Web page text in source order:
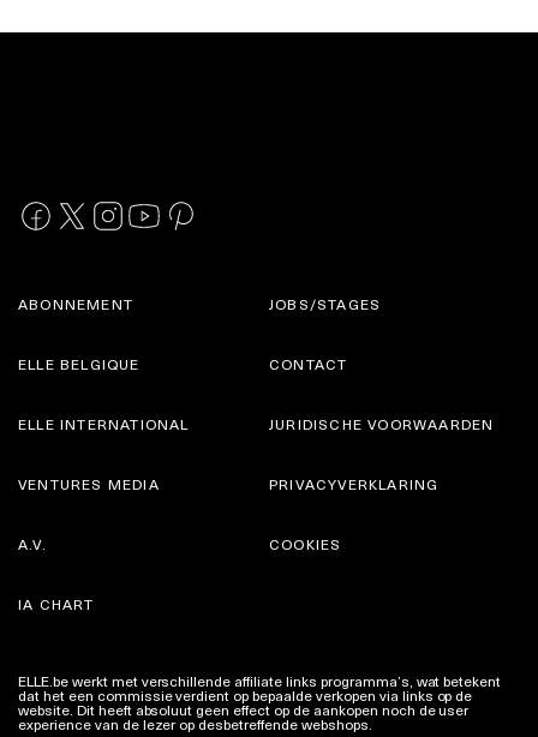
ABONNEMENT
ELLE BELGIQUE
JOBS/STAGES
CONTACT
ELLE INTERNATIONAL
VENTURES MEDIA
JURIDISCHE VOORWAARDEN
PRIVACYVERKLARING
A.V.
IA CHART
COOKIES
ELLE.be werkt met verschillende affiliate links programma’s, wat betekent
dat het een commissie verdient op bepaalde verkopen via links op de
website. Dit heeft absoluut geen effect op de aankopen noch de user
experience van de lezer op desbetreffende webshops.